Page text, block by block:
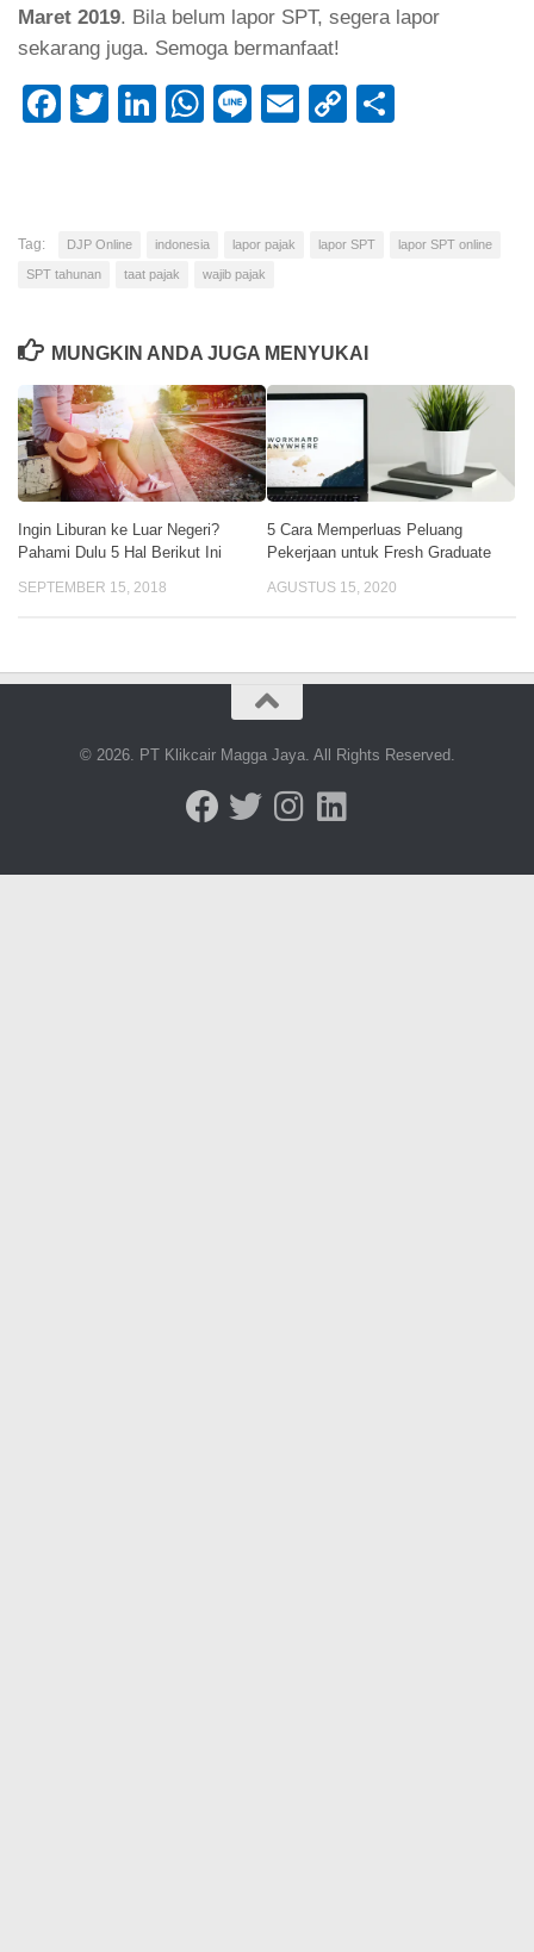
Maret 2019. Bila belum lapor SPT, segera lapor
sekarang juga. Semoga bermanfaat!
Facebook
TwitterLinkedIn
WhatsApp
LineEmailCopy
Tag: DJP Online indonesia lapor pajak lapor SPT lapor SPT online
SPT tahunan taat pajak wajib pajak
MUNGKIN ANDA JUGA MENYUKAI
Ingin Liburan ke Luar Negeri?
Pahami Dulu 5 Hal Berikut Ini
SEPTEMBER 15, 2018
5 Cara Memperluas Peluang
Pekerjaan untuk Fresh Graduate
AGUSTUS 15, 2020
© 2026. PT Klikcair Magga Jaya. All Rights Reserved.